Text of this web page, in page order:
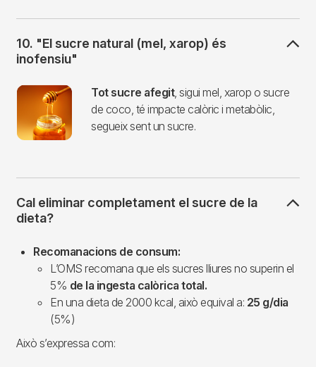
10. "El sucre natural (mel, xarop) és
inofensiu"
Imagen Tot sucre afegit, sigui mel, xarop o sucre
de coco, té impacte calòric i metabòlic,
segueix sent un sucre.
Cal eliminar completament el sucre de la
dieta?
Recomanacions de consum:
L’OMS recomana que els sucres lliures no superin el
5% de la ingesta calòrica total.
En una dieta de 2000 kcal, això equival a: 25 g/dia
(5%)
Això s’expressa com: